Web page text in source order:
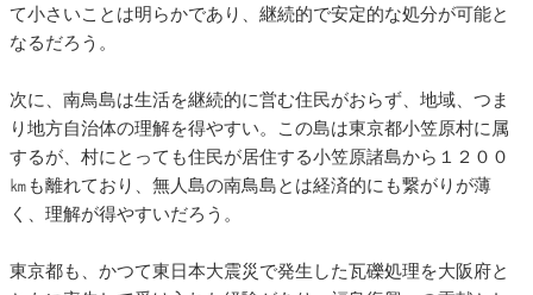
て小さいことは明らかであり、継続的で安定的な処分が可能と
なるだろう。
次に、南鳥島は生活を継続的に営む住民がおらず、地域、つま
り地方自治体の理解を得やすい。この島は東京都小笠原村に属
するが、村にとっても住民が居住する小笠原諸島から１２００
㎞も離れており、無人島の南鳥島とは経済的にも繋がりが薄
く、理解が得やすいだろう。
東京都も、かつて東日本大震災で発生した瓦礫処理を大阪府と